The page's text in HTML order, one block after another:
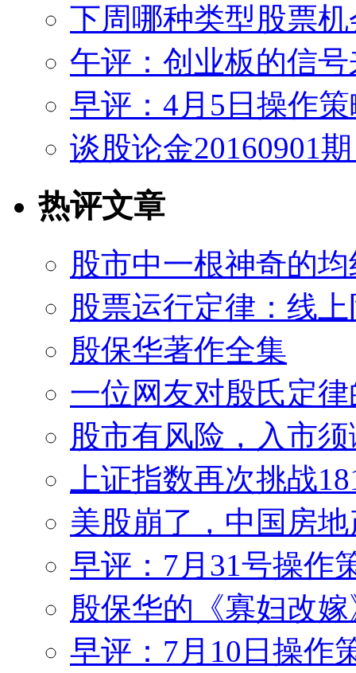
下周哪种类型股票
午评：创业板的信
早评：4月5日操作
谈股论金20160901
热评文章
股市中一根神奇的
股票运行定律：线
殷保华著作全集
一位网友对殷氏定
股市有风险，入市
上证指数再次挑战
美股崩了，中国房
早评：7月31号操作
殷保华的《寡妇改
早评：7月10日操作